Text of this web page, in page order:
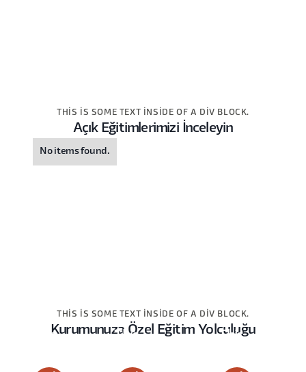
THIS IS SOME TEXT INSIDE OF A DIV BLOCK.
Açık Eğitimlerimizi İnceleyin
No items found.
THIS IS SOME TEXT INSIDE OF A DIV BLOCK.
Kurumunuza Özel Eğitim Yolculuğu
This
This
This